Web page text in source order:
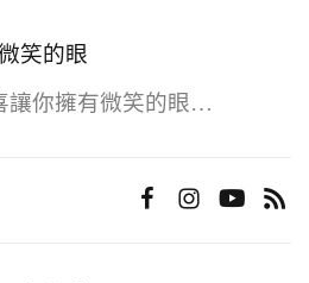
笑的眼
讓你擁有微笑的眼…